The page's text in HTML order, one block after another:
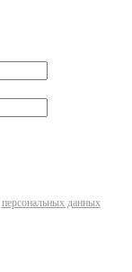
персональных данных